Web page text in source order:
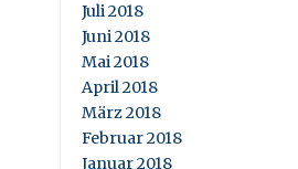
Juli 2018
Juni 2018
Mai 2018
April 2018
März 2018
Februar 2018
Januar 2018